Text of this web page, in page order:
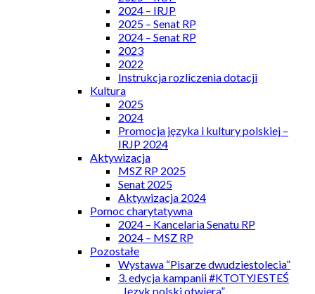
2024 – IRJP
2025 – Senat RP
2024 – Senat RP
2023
2022
Instrukcja rozliczenia dotacji
Kultura
2025
2024
Promocja języka i kultury polskiej –
IRJP 2024
Aktywizacja
MSZ RP 2025
Senat 2025
Aktywizacja 2024
Pomoc charytatywna
2024 – Kancelaria Senatu RP
2024 – MSZ RP
Pozostałe
Wystawa “Pisarze dwudziestolecia”
3. edycja kampanii #KTOTYJESTEŚ
„Język polski otwiera”